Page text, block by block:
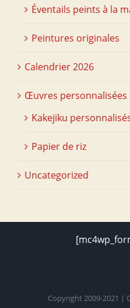
Éventails peints à la
Peintures originales
Calendrier 2026
Œuvres personnalisées
Kakejiku
Papier de riz
Uncategorized
Copyright 2009-2021 |